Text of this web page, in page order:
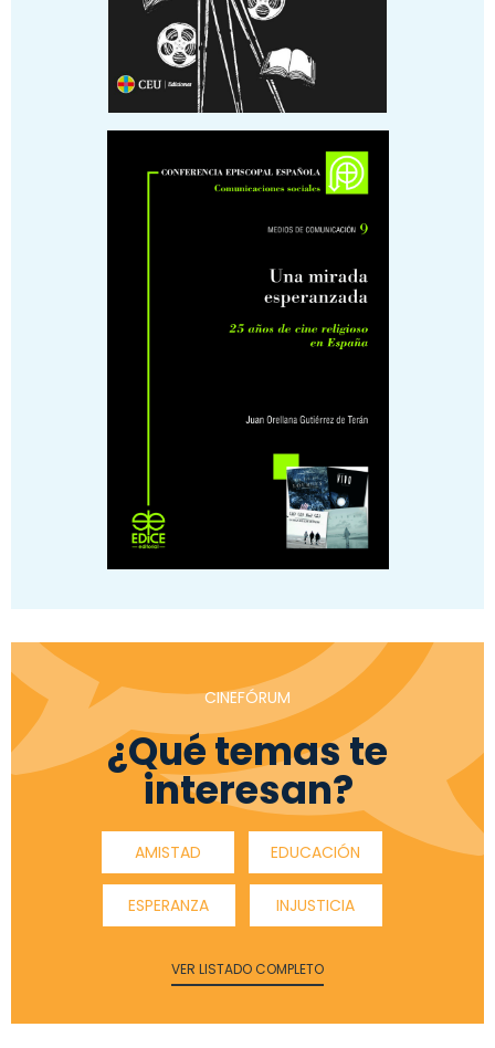
CINEFÓRUM
¿Qué temas te
interesan?
AMISTAD EDUCACIÓN
ESPERANZA INJUSTICIA
VER LISTADO COMPLETO